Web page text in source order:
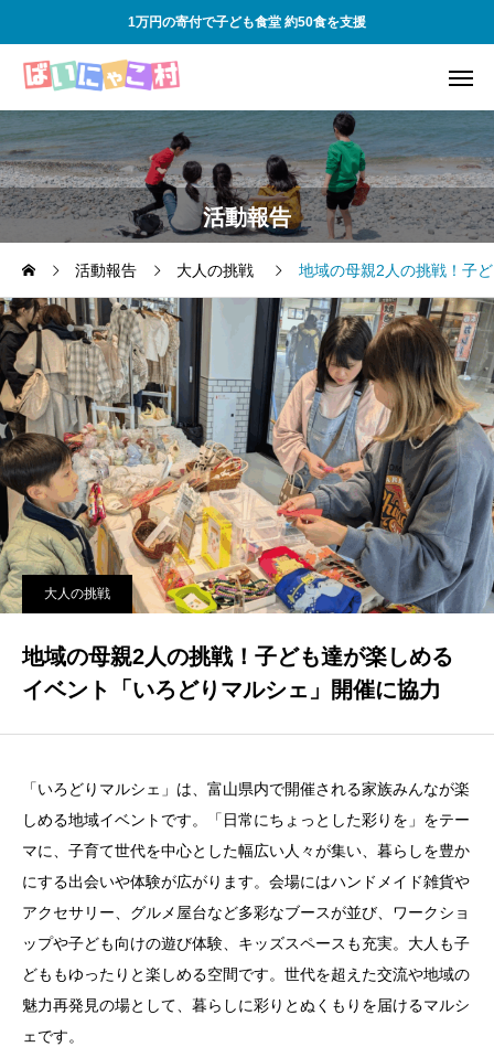
1万円の寄付で子ども食堂 約50食を支援
活動報告
活動報告 大人の挑戦 地域の母親2人の挑戦！子
大人の挑戦
地域の母親2人の挑戦！子ども達が楽しめる
イベント「いろどりマルシェ」開催に協力
「いろどりマルシェ」は、富山県内で開催される家族みんなが楽
しめる地域イベントです。「日常にちょっとした彩りを」をテー
マに、子育て世代を中心とした幅広い人々が集い、暮らしを豊か
にする出会いや体験が広がります。会場にはハンドメイド雑貨や
アクセサリー、グルメ屋台など多彩なブースが並び、ワークショ
ップや子ども向けの遊び体験、キッズスペースも充実。大人も子
どももゆったりと楽しめる空間です。世代を超えた交流や地域の
魅力再発見の場として、暮らしに彩りとぬくもりを届けるマルシ
ェです。